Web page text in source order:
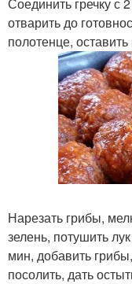
отварить до
полотенце,
Нарезать грибы,
зелень, потушить
мин, добавить
посолить, дать